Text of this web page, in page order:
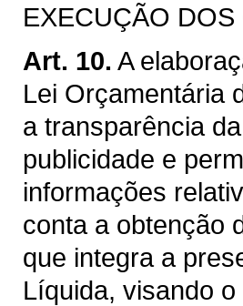
EXECUÇÃO
Art. 10. A
Lei Orçamentária
a transparência
publicidade e
informações
conta a obtenção
que integra a
Líquida, visando